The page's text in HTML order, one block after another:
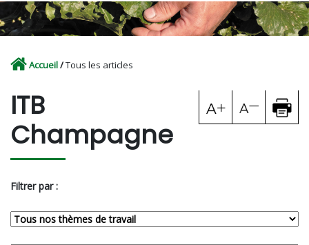
Accueil/Tous les articles
ITB
Champagne
Filtrer par :